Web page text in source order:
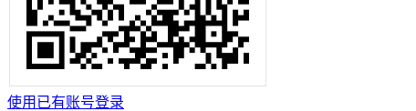
使用已有账号登录